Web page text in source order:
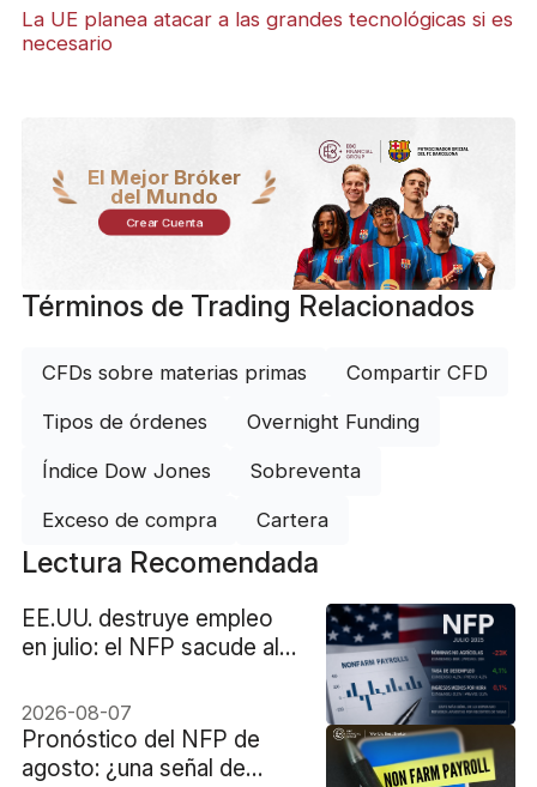
La UE planea atacar a las grandes tecnológicas si es
necesario
El Mejor Bróker
del Mundo
Crear Cuenta
Términos de Trading Relacionados
CFDs sobre materias primas Compartir CFD
Tipos de órdenes Overnight Funding
Índice Dow Jones Sobreventa
Exceso de compra Cartera
Lectura Recomendada
EE.UU. destruye empleo
en julio: el NFP sacude al
2026-08-07
Pronóstico del NFP de
agosto: ¿una señal de